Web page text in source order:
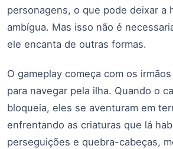
personagens, o que pode deixar a
ambígua. Mas isso não é
ele encanta de outras formas.
O gameplay começa com os
para navegar pela ilha. Quando o
bloqueia, eles se aventuram em
enfrentando as criaturas que lá
perseguições e quebra-cabeças,